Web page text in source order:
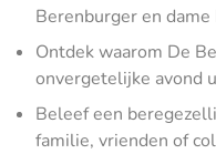
Berenburger en dame
Ontdek waarom De
onvergetelijke avond
Beleef een
familie, vrienden of